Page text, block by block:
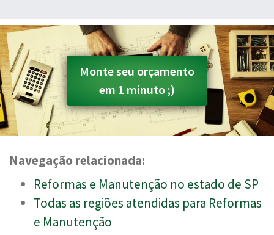
Monte seu orçamento
em 1 minuto ;)
Navegação relacionada:
Reformas e Manutenção no estado de SP
Todas as regiões atendidas para Reformas
e Manutenção